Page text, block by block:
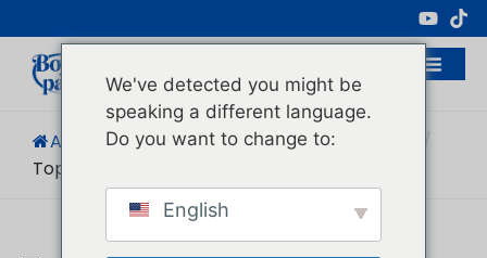
Cosmétiques
Accueil/ Blog / Connaissance Des Produits
/
Top 10 Des Meilleures...
We've detected you might be
speaking a different language.
Do you want to change to:
English